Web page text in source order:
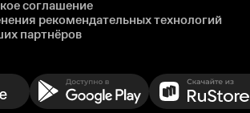
соглашение
рекомендательных технологий
партнёров